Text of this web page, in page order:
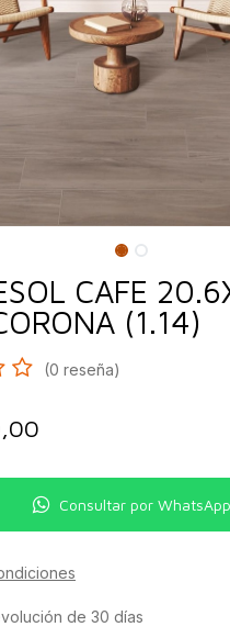
CAFE
(1.14)
(0 reseña)
Consultar por WhatsApp
de 30 días